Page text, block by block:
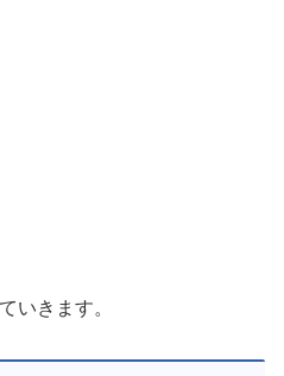
いきます。